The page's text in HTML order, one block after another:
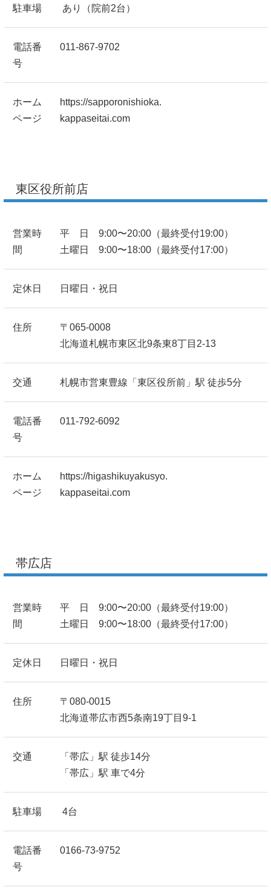
駐車場 あり（院前2台）
電話番
号
011-867-9702
ホーム
ページ
https://sapporonishioka.
kappaseitai.com
東区役所前店
営業時
間
平 日 9:00〜20:00（最終受付19:00）
土曜日 9:00〜18:00（最終受付17:00）
定休日 日曜日・祝日
住所
〒065-0008
北海道札幌市東区北9条東8丁目2-13
交通 札幌市営東豊線「東区役所前」駅 徒歩5分
電話番
号
011-792-6092
ホーム
ページ
https://higashikuyakusyo.
kappaseitai.com
帯広店
営業時
間
平 日 9:00〜20:00（最終受付19:00）
土曜日 9:00〜18:00（最終受付17:00）
定休日 日曜日・祝日
住所
〒080-0015
北海道帯広市西5条南19丁目9-1
交通
「帯広」駅 徒歩14分
「帯広」駅 車で4分
駐車場 4台
電話番
号
0166-73-9752